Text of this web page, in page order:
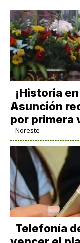
​¡Historia
Asunción
por primera
Noreste
Telefonía